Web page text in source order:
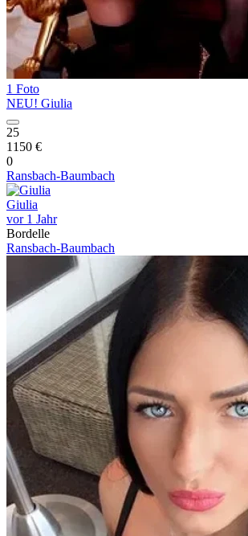
1 Foto
NEU! Giulia
25
1150 €
0
Ransbach-Baumbach
Giulia
vor 1 Jahr
Bordelle
Ransbach-Baumbach